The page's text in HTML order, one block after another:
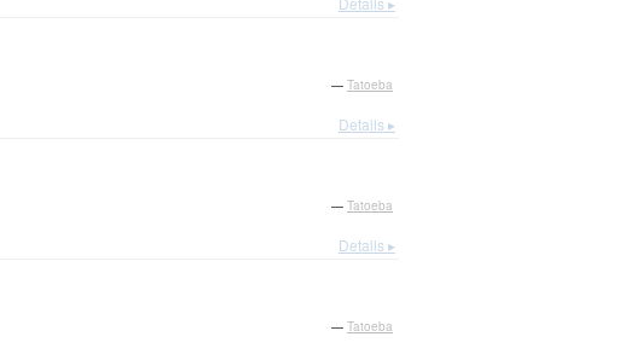
— Tatoeba
Details ▸
— Tatoeba
Details ▸
— Tatoeba